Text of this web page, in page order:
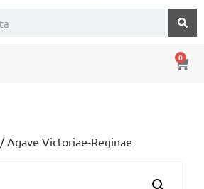
0
/ Agave Victoriae-Reginae